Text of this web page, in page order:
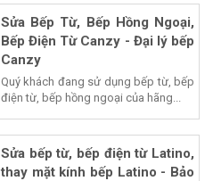
Sửa Bếp Từ, Bếp Hồng Ngoại,
Bếp Điện Từ Canzy - Đại lý bếp
Canzy
Quý khách đang sử dụng bếp từ, bếp
điện từ, bếp hồng ngoại của hãng...
Sửa bếp từ, bếp điện từ Latino,
thay mặt kính bếp Latino - Bảo